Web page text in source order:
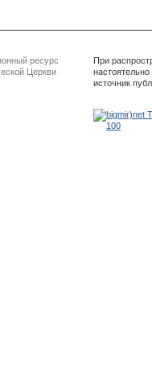
ресурс
Церкви
При
источник